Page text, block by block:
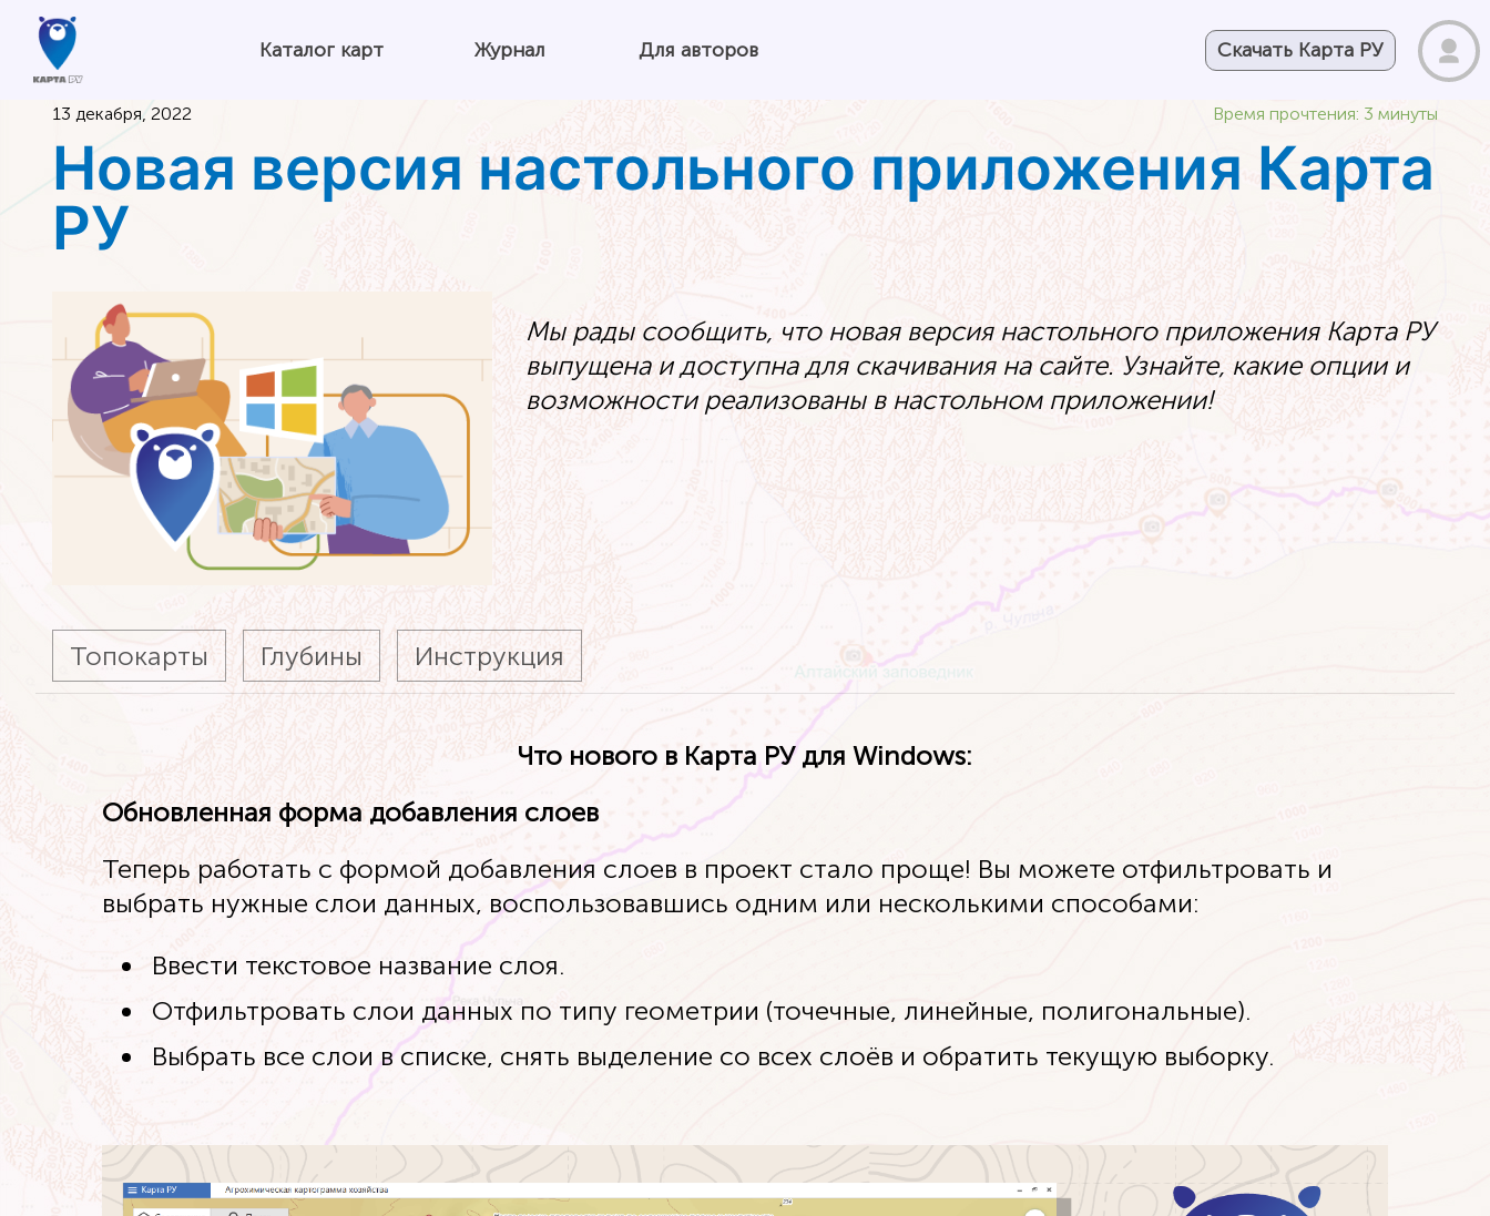
Каталог карт Журнал Для авторов Скачать Карта РУ
13 декабря, 2022 Время прочтения: 3 минуты
Новая версия настольного приложения Карта
РУ
Мы рады сообщить, что новая версия настольного приложения Карта РУ
выпущена и доступна для скачивания на сайте. Узнайте, какие опции и
возможности реализованы в настольном приложении!
Топокарты Глубины Инструкция
Что нового в Карта РУ для Windows:
Обновленная форма добавления слоев
Теперь работать с формой добавления слоев в проект стало проще! Вы можете отфильтровать и
выбрать нужные слои данных, воспользовавшись одним или несколькими способами:
Ввести текстовое название слоя.
Отфильтровать слои данных по типу геометрии (точечные, линейные, полигональные).
Выбрать все слои в списке, снять выделение со всех слоёв и обратить текущую выборку.